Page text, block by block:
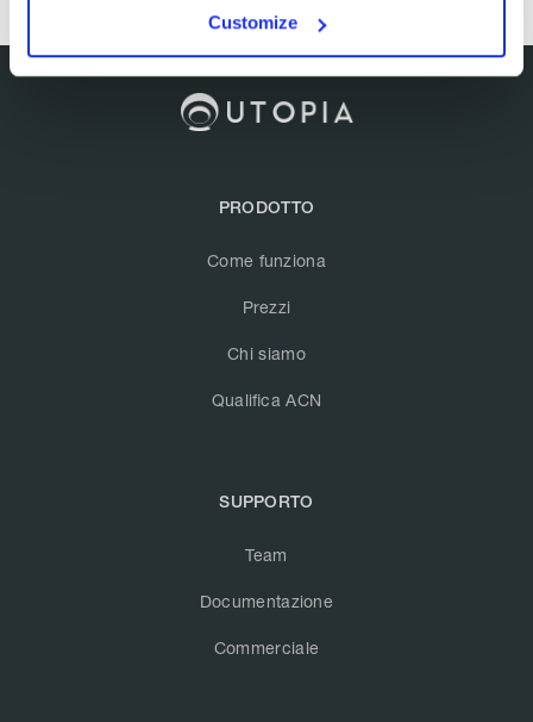
Customize
PRODOTTO
Come funziona
Prezzi
Chi siamo
Qualifica ACN
SUPPORTO
Team
Documentazione
Commerciale